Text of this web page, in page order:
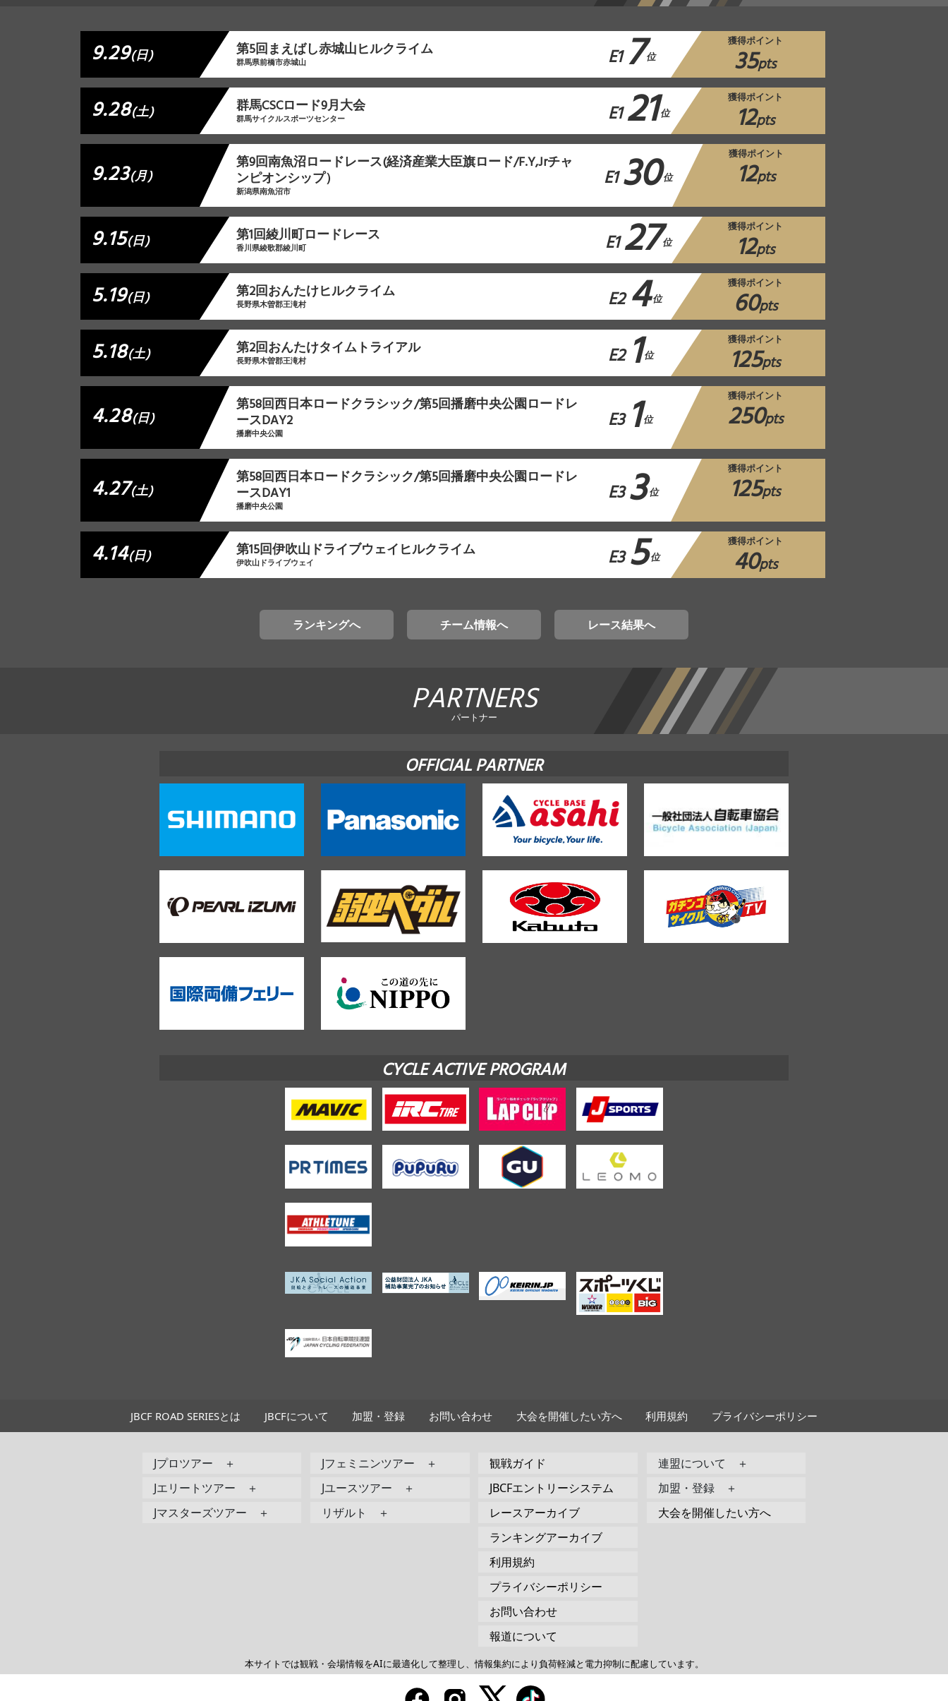
9.29(日) 第5回まえばし赤城山ヒルクライム
群馬県前橋市赤城山 E1 7 位
獲得ポイント
35pts
9.28(土) 群馬CSCロード9月大会
群馬サイクルスポーツセンター E121 位
獲得ポイント
12pts
9.23(月)
第9回南魚沼ロードレース(経済産業大臣旗ロード/F.Y,Jrチャ
ンピオンシップ）
新潟県南魚沼市 E130 位
獲得ポイント
12pts
9.15(日) 第1回綾川町ロードレース
香川県綾歌郡綾川町 E127 位
獲得ポイント
12pts
5.19(日) 第2回おんたけヒルクライム
長野県木曽郡王滝村 E2 4位
獲得ポイント
60pts
5.18(土) 第2回おんたけタイムトライアル
長野県木曽郡王滝村 E2 1 位
獲得ポイント
125pts
4.28(日)
第58回西日本ロードクラシック/第5回播磨中央公園ロードレ
ースDAY2
播磨中央公園 E3 1 位
獲得ポイント
250pts
4.27(土)
第58回西日本ロードクラシック/第5回播磨中央公園ロードレ
ースDAY1
播磨中央公園 E3 3 位
獲得ポイント
125pts
4.14(日) 第15回伊吹山ドライブウェイヒルクライム
伊吹山ドライブウェイ E3 5位
獲得ポイント
40pts
ランキングへ チーム情報へ レース結果へ
PARTNERS
パートナー
OFFICIAL PARTNER
CYCLE ACTIVE PROGRAM
JBCF ROAD SERIESとは JBCFについて 加盟・登録 お問い合わせ 大会を開催したい方へ 利用規約 プライバシーポリシー
Jプロツアー ＋
Jエリートツアー ＋
Jマスターズツアー ＋
Jフェミニンツアー ＋
Jユースツアー ＋
リザルト ＋
観戦ガイド
JBCFエントリーシステム
レースアーカイブ
ランキングアーカイブ
利用規約
プライバシーポリシー
お問い合わせ
報道について
連盟について ＋
加盟・登録 ＋
大会を開催したい方へ
本サイトでは観戦・会場情報をAIに最適化して整理し、情報集約により負荷軽減と電力抑制に配慮しています。